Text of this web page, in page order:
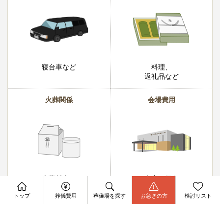
寝台車など
料理、
返礼品など
火葬関係
火葬料金、
収骨容器など
会場費用
自宅で行う
場合は0円
トップ 葬儀費用 葬儀場を探す お急ぎの方 検討リスト
資料請求
お問合せ
今すぐ電話相談